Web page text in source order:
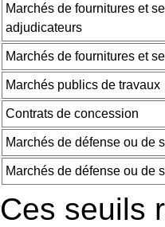
Marchés de fournitures et
adjudicateurs
Marchés de fournitures et
Marchés publics de travaux
Contrats de concession
Marchés de défense ou de
Marchés de défense ou de
Ces seuils